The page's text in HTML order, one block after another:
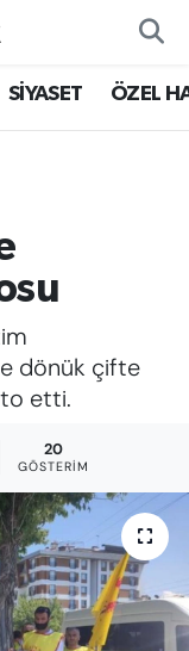
SİYASET ÖZEL
dönük çifte
etti.
20
GÖSTERIM